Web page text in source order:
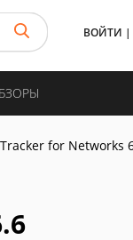
ВОЙТИ |
for Networks